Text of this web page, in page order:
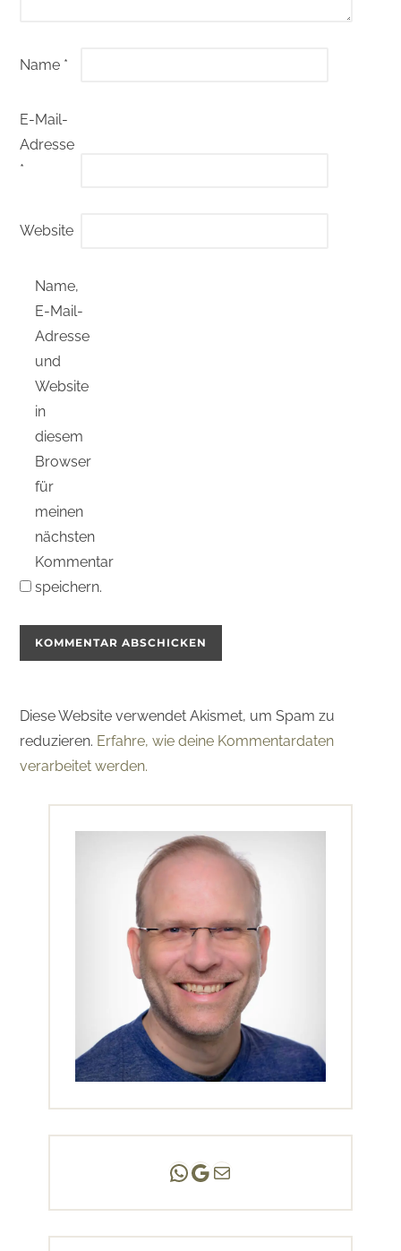
Name *
E-Mail-
Adresse
*
Website
Name,
E-Mail-
Adresse
und
Website
in
diesem
Browser
für
meinen
nächsten
Kommentar
speichern.
Diese Website verwendet Akismet, um Spam zu
reduzieren. Erfahre, wie deine Kommentardaten
verarbeitet werden.
Andreas Scholz | (HPP)
Praxis Adlershof
E-Mail an mich ...